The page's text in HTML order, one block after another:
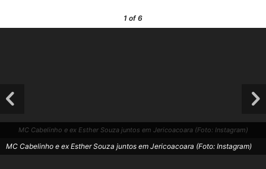
1 of 6
MC Cabelinho e ex Esther Souza juntos em Jericoacoara (Foto: Instagram)
MC Cabelinho e ex Esther Souza juntos em Jericoacoara (Foto: Instagram)